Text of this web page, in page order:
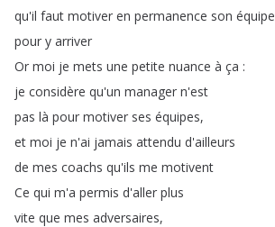
qu'il faut motiver en permanence son équipe
pour y arriver
Or moi je mets une petite nuance à ça :
je considère qu'un manager n'est
pas là pour motiver ses équipes,
et moi je n'ai jamais attendu d'ailleurs
de mes coachs qu'ils me motivent
Ce qui m'a permis d'aller plus
vite que mes adversaires,